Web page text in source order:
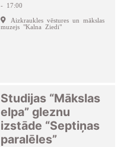
- 17:00
Aizkraukles vēstures un mākslas
muzejs "Kalna Ziedi"
Studijas “Mākslas
elpa” gleznu
izstāde “Septiņas
paralēles”